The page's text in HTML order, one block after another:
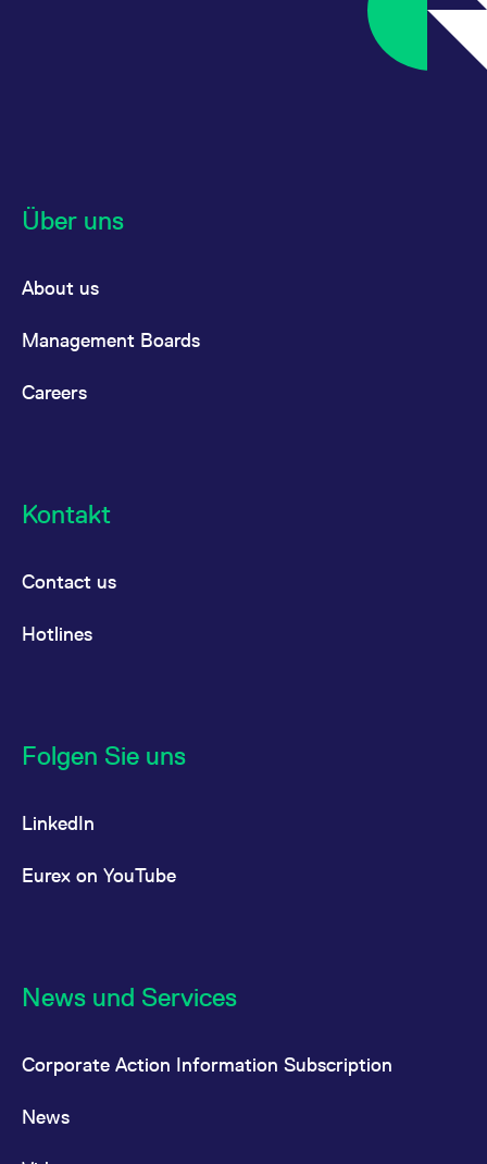
Über uns
About us
Management Boards
Careers
Kontakt
Contact us
Hotlines
Folgen Sie uns
LinkedIn
Eurex on YouTube
News und Services
Corporate Action Information Subscription
News